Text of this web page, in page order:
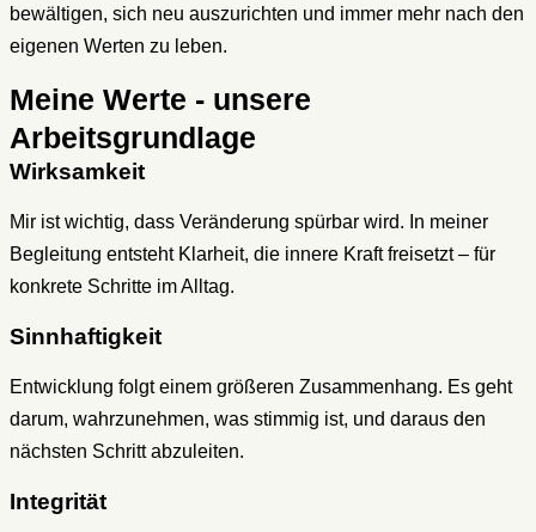
bewältigen, sich neu auszurichten und immer mehr nach den
eigenen Werten zu leben.
Meine Werte - unsere
Arbeitsgrundlage
Wirksamkeit
Mir ist wichtig, dass Veränderung spürbar wird. In meiner
Begleitung entsteht Klarheit, die innere Kraft freisetzt – für
konkrete Schritte im Alltag.
Sinnhaftigkeit
Entwicklung folgt einem größeren Zusammenhang. Es geht
darum, wahrzunehmen, was stimmig ist, und daraus den
nächsten Schritt abzuleiten.
Integrität